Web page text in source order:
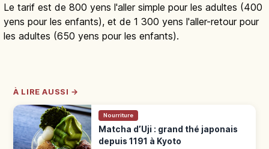
Le tarif est de 800 yens l'aller simple pour les adultes (400
yens pour les enfants), et de 1 300 yens l'aller-retour pour
les adultes (650 yens pour les enfants).
À LIRE AUSSI →
Nourriture
Matcha d’Uji : grand thé japonais
depuis 1191 à Kyoto